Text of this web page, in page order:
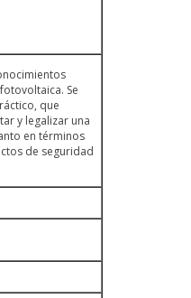
Se
que
y legalizar una
en términos
de seguridad